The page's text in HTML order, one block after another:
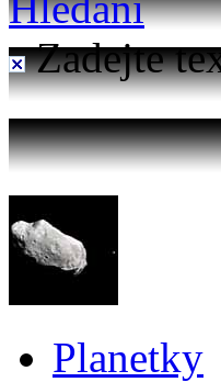
Zadejte
Planetky